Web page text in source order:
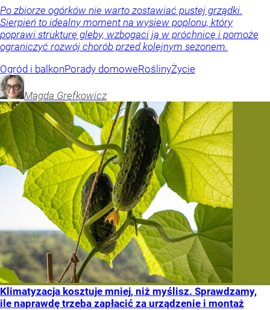
Po zbiorze ogórków nie warto zostawiać pustej grządki.
Sierpień to idealny moment na wysiew poplonu, który
poprawi strukturę gleby, wzbogaci ją w próchnicę i pomoże
ograniczyć rozwój chorób przed kolejnym sezonem.
Ogród i balkonPorady domoweRoślinyŻycie
Magda Grefkowicz
Klimatyzacja kosztuje mniej, niż myślisz. Sprawdzamy,
ile naprawdę trzeba zapłacić za urządzenie i montaż